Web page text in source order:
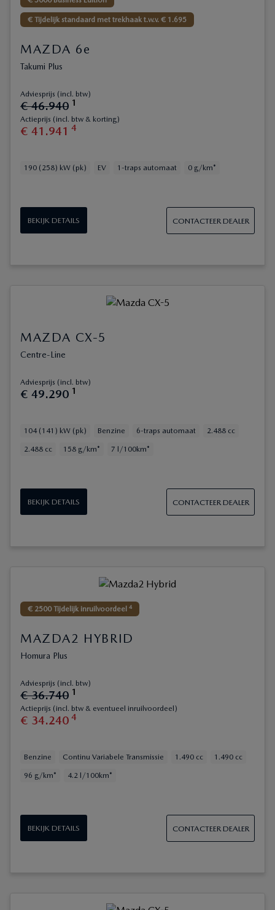
€ Tijdelijk standaard met trekhaak t.w.v. € 1.695
MAZDA 6e
Takumi Plus
Adviesprijs (incl. btw)
€ 46.940 1
Actieprijs (incl. btw & korting)
€ 41 .941 4
190 (258) kW (pk) EV 1-traps automaat 0 g/km*
BEKIJK DETAILS CONTACTEER DEALER
MAZDA CX-5
Centre-Line
Adviesprijs (incl. btw)
€ 49.290 1
104 (141) kW (pk) Benzine 6-traps automaat 2.488 cc
2.488 cc 158 g/km* 7 l/100km*
BEKIJK DETAILS CONTACTEER DEALER
€ 2500 Tijdelijk inruilvoordeel 4
MAZDA2 HYBRID
Homura Plus
Adviesprijs (incl. btw)
€ 36.740 1
Actieprijs (incl. btw & eventueel inruilvoordeel)
€ 34.240 4
Benzine Continu Variabele Transmissie 1.490 cc 1.490 cc
96 g/km* 4.2 l/100km*
BEKIJK DETAILS CONTACTEER DEALER